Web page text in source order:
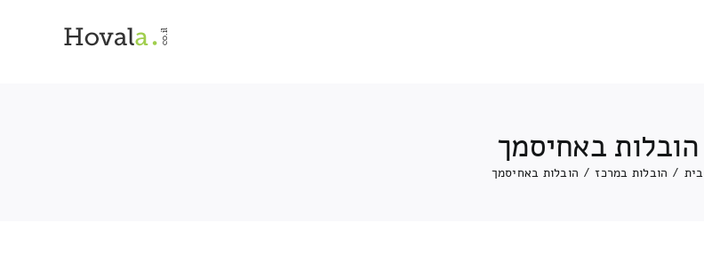
הובלות באחיסמך
בית / הובלות במרכז / הובלות באחיסמך